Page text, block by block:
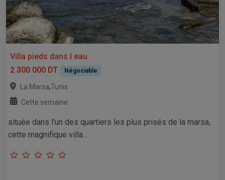
Villa pieds dans l eau
2 300 000 DT
Négociable
La Marsa,Tunis
Cette semaine
située dans l'un des quartiers les plus prisés de la marsa,
cette magnifique villa...